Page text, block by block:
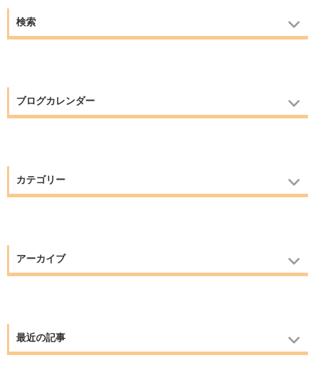
検索
ブログカレンダー
カテゴリー
アーカイブ
最近の記事